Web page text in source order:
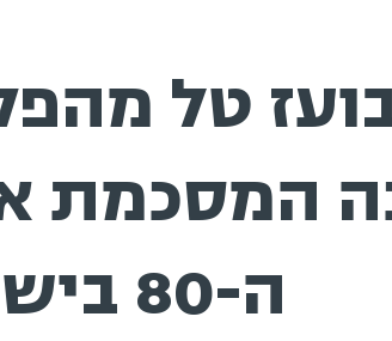
טל
המסכמת
ה-80 בישראל